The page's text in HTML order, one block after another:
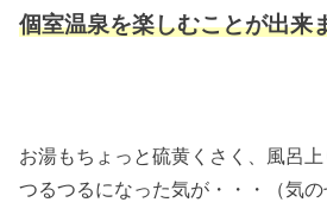
個室温泉を楽しむことが出来
お湯もちょっと硫黄くさく、風呂
つるつるになった気が・・・（気の